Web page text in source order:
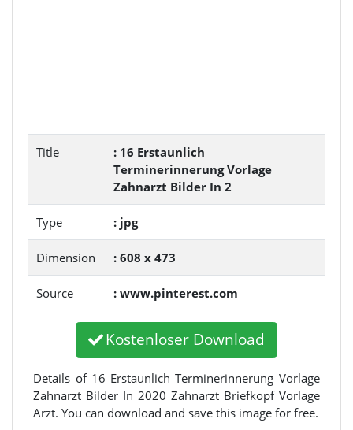
Title
: 16 Erstaunlich
Terminerinnerung Vorlage
Zahnarzt Bilder In 2
Type : jpg
Dimension : 608 x 473
Source : www.pinterest.com
Kostenloser Download
Details of 16 Erstaunlich Terminerinnerung Vorlage
Zahnarzt Bilder In 2020 Zahnarzt Briefkopf Vorlage
Arzt. You can download and save this image for free.